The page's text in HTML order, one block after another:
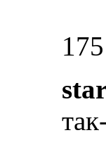
175